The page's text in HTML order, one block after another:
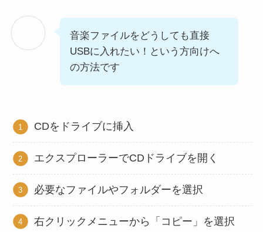
音楽ファイルをどうしても直接
USBに入れたい！という方向けへ
の方法です
CDをドライブに挿入
エクスプローラーでCDドライブを開く
必要なファイルやフォルダーを選択
右クリックメニューから「コピー」を選択